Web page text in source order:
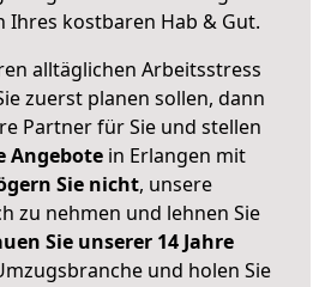
Ihres kostbaren Hab & Gut.
alltäglichen Arbeitsstress
zuerst planen sollen, dann
Partner für Sie und stellen
Angebote in Erlangen mit
Sie nicht, unsere
zu nehmen und lehnen Sie
Sie unserer 14 Jahre
und holen Sie